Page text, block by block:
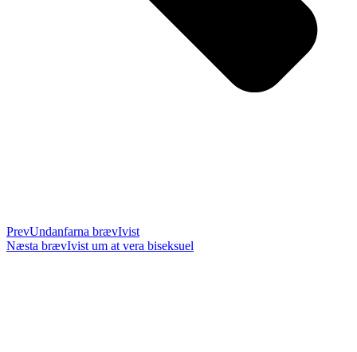
PrevUndanfarna brævIvist
Næsta brævIvist um at vera biseksuel